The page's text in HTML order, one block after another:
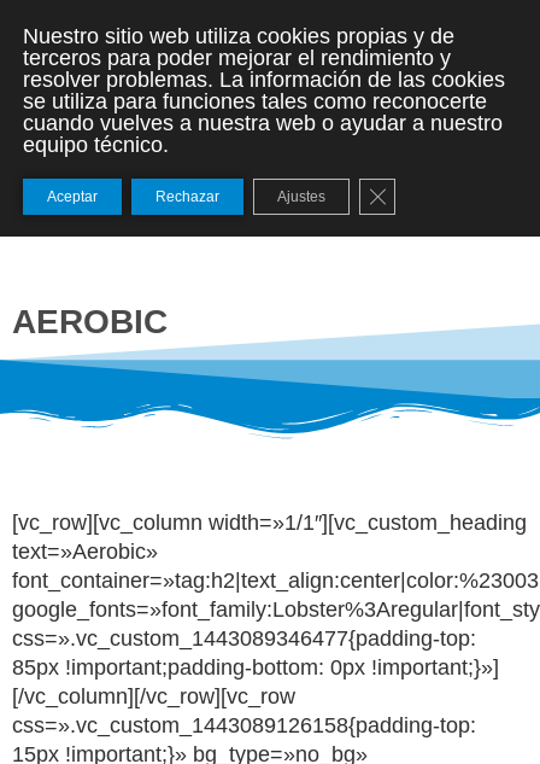
AEROBIC
[vc_row][vc_column width=»1/1″][vc_custom_heading
text=»Aerobic»
css=».vc_custom_1443089346477{padding-top:
85px !important;padding-bottom: 0px !important;}»]
[/vc_column][/vc_row][vc_row
css=».vc_custom_1443089126158{padding-top:
15px !important;}» bg_type=»no_bg»
Nuestro sitio web utiliza cookies propias y de
terceros para poder mejorar el rendimiento y
resolver problemas. La información de las cookies
se utiliza para funciones tales como reconocerte
cuando vuelves a nuestra web o ayudar a nuestro
equipo técnico.
Aceptar Rechazar Ajustes Cerrar el banner de